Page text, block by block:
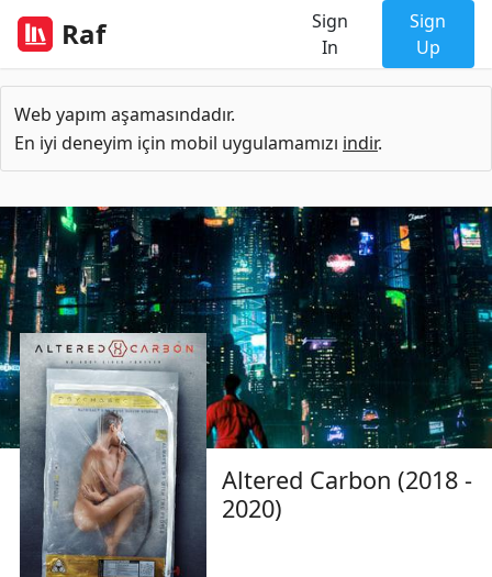
Raf
Sign
In
Sign
Up
Web yapım aşamasındadır.
En iyi deneyim için mobil uygulamamızı indir.
Altered Carbon (2018 -
2020)